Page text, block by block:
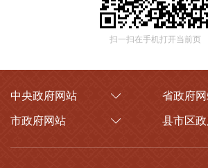
扫一扫在手机打开当前页
中央政府网站 省政府
市政府网站 县市区